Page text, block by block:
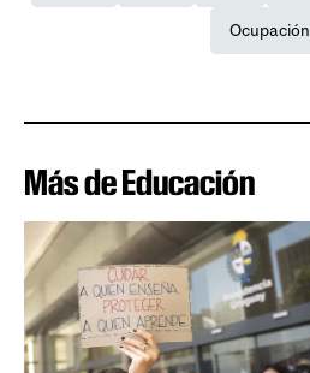
Ocupación
Más de Educación